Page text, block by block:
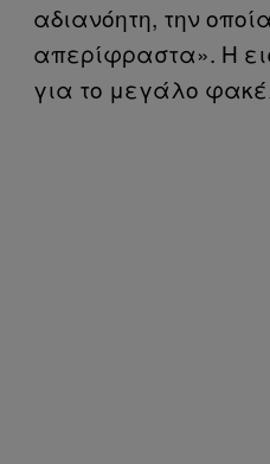
αδιανόητη, την
απερίφραστα». Η
για το μεγάλο